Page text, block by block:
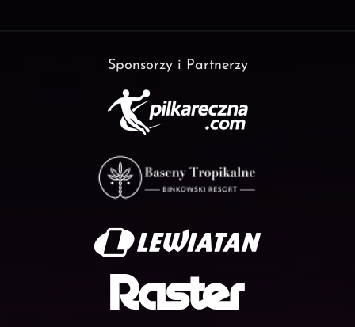
Sponsorzy i Partnerzy